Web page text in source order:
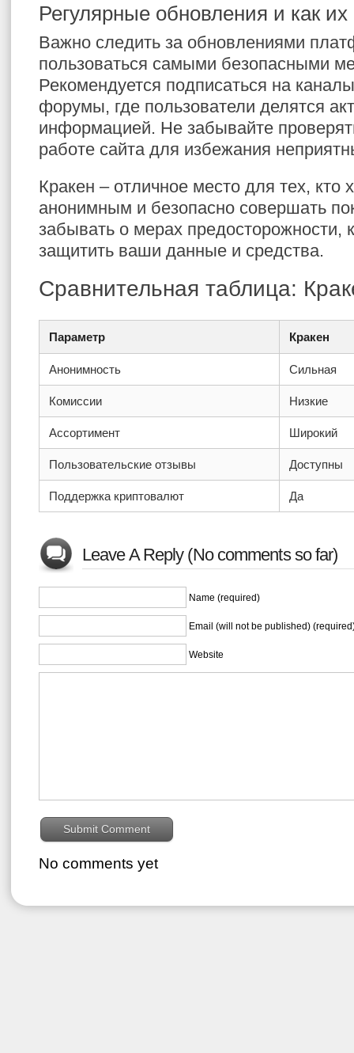
Регулярные обновления и как
Важно следить за обновлениями
пользоваться самыми безопасными
Рекомендуется подписаться на
форумы, где пользователи делятся
информацией. Не забывайте
работе сайта для избежания
Кракен – отличное место для тех, кто
анонимным и безопасно совершать
забывать о мерах предосторожности,
защитить ваши данные и средства.
Сравнительная таблица:
Параметр Кракен
Анонимность Сильная
Комиссии Низкие
Ассортимент Широкий
Пользовательские отзывы Доступны
Поддержка криптовалют Да
Leave A Reply (No comments so far)
Name (required)
Email (will not be published)
Website
No comments yet